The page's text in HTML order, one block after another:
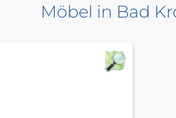
Möbel in Bad